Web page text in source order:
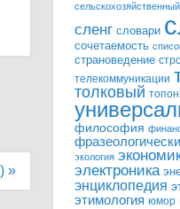
»
сельскохозяйственный
сленг словари
сочетаемость
страноведение
телекоммуникации
толковый
философия
экология
электроника
энциклопедия
этимология юмор